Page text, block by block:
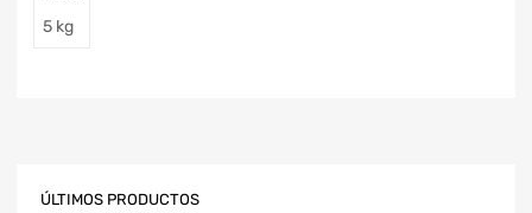
5 kg
ÚLTIMOS PRODUCTOS